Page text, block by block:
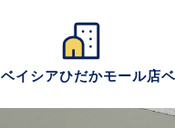
ベイシアひだかモール店